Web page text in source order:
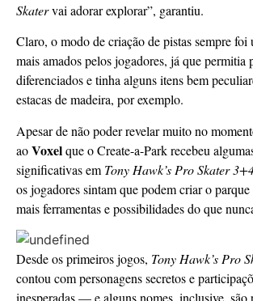
Skatervai adorar explorar”, garantiu.
Claro, o modo de criação de pistas sempre foi
mais amados pelos jogadores, já que permitia
diferenciados e tinha alguns itens bem
estacas de madeira, por exemplo.
Apesar de não poder revelar muito no
aoVoxelque o Create-a-Park recebeu
significativas em Tony Hawk’s Pro Skater
os jogadores sintam que podem criar o
mais ferramentas e possibilidades do que
Desde os primeiros jogos, Tony Hawk’s Pro
contou com personagens secretos e
inesperadas — e alguns nomes, inclusive, são